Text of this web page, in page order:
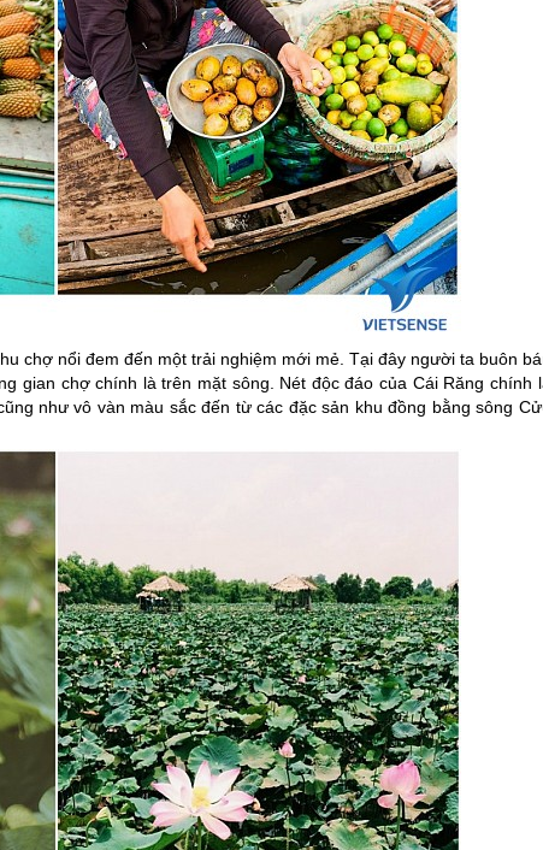
chợ nổi đem đến một trải nghiệm mới mẻ. Tại đây người ta buôn
gian chợ chính là trên mặt sông. Nét độc đáo của Cái Răng chính
như vô vàn màu sắc đến từ các đặc sản khu đồng bằng sông